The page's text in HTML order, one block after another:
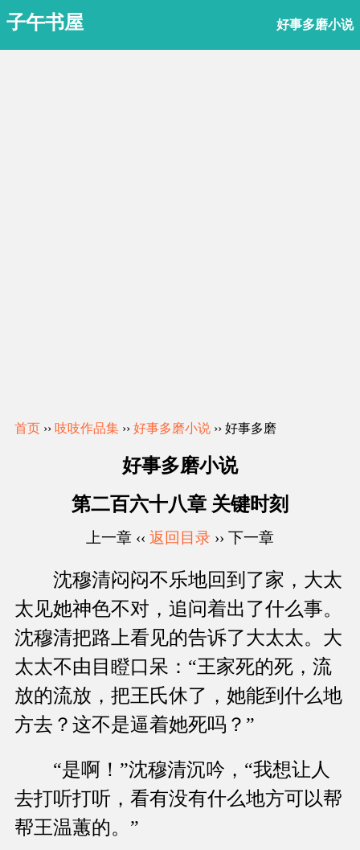
子午书屋 好事多磨小说
首页 ›› 吱吱作品集 ›› 好事多磨小说 ›› 好事多磨
好事多磨小说
第二百六十八章 关键时刻
上一章 ‹‹ 返回目录 ›› 下一章
沈穆清闷闷不乐地回到了家，大太
太见她神色不对，追问着出了什么事。
沈穆清把路上看见的告诉了大太太。大
太太不由目瞪口呆：“王家死的死，流
放的流放，把王氏休了，她能到什么地
方去？这不是逼着她死吗？”
“是啊！”沈穆清沉吟，“我想让人
去打听打听，看有没有什么地方可以帮
帮王温蕙的。”